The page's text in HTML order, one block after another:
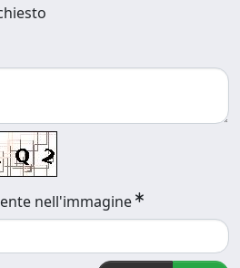
nell'immagine